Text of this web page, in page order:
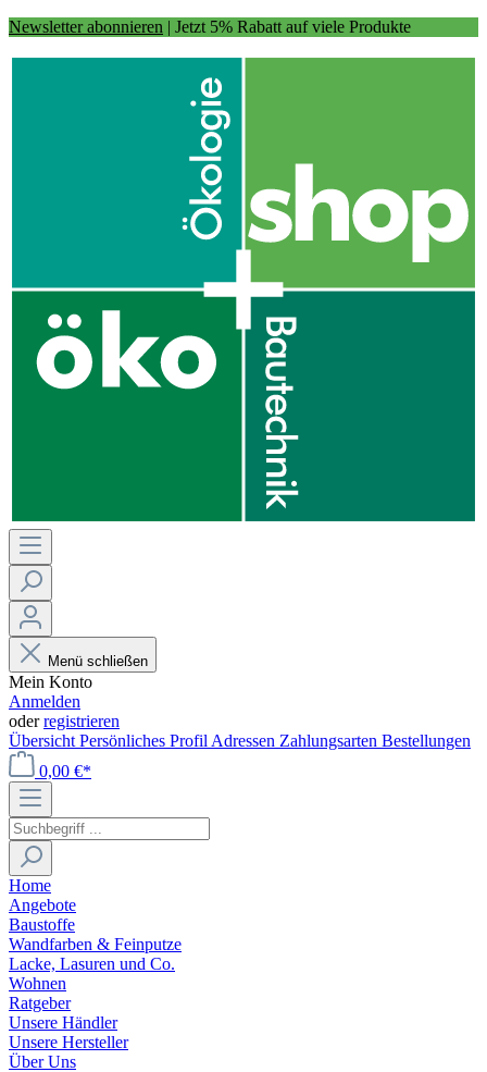
Newsletter abonnieren | Jetzt 5% Rabatt auf viele Produkte
Menü schließen
Mein Konto
Anmelden
oderregistrieren
Übersicht Persönliches Profil Adressen Zahlungsarten Bestellungen
0,00 €*
Home
Angebote
Baustoffe
Wandfarben & Feinputze
Lacke, Lasuren und Co.
Wohnen
Ratgeber
Unsere Händler
Unsere Hersteller
Über Uns